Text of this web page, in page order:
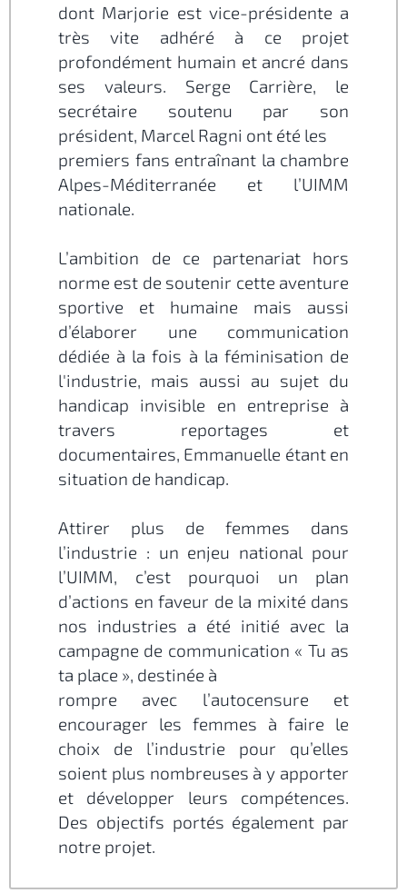
dont Marjorie est vice-présidente a
très vite adhéré à ce projet
profondément humain et ancré dans
ses valeurs. Serge Carrière, le
secrétaire soutenu par son
président, Marcel Ragni ont été les
premiers fans entraînant la chambre
Alpes-Méditerranée et l’UIMM
nationale.
L’ambition de ce partenariat hors
norme est de soutenir cette aventure
sportive et humaine mais aussi
d’élaborer une communication
dédiée à la fois à la féminisation de
l'industrie, mais aussi au sujet du
handicap invisible en entreprise à
travers reportages et
documentaires, Emmanuelle étant en
situation de handicap.
Attirer plus de femmes dans
l’industrie : un enjeu national pour
l’UIMM, c’est pourquoi un plan
d’actions en faveur de la mixité dans
nos industries a été initié avec la
campagne de communication « Tu as
ta place », destinée à
rompre avec l’autocensure et
encourager les femmes à faire le
choix de l’industrie pour qu’elles
soient plus nombreuses à y apporter
et développer leurs compétences.
Des objectifs portés également par
notre projet.